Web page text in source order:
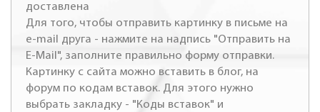
доставлена
Для того, чтобы отправить картинку в письме на
e-mail друга - нажмите на надпись "Отправить на
E-Mail", заполните правильно форму отправки.
Картинку с сайта можно вставить в блог, на
форум по кодам вставок. Для этого нужно
выбрать закладку - "Коды вставок" и